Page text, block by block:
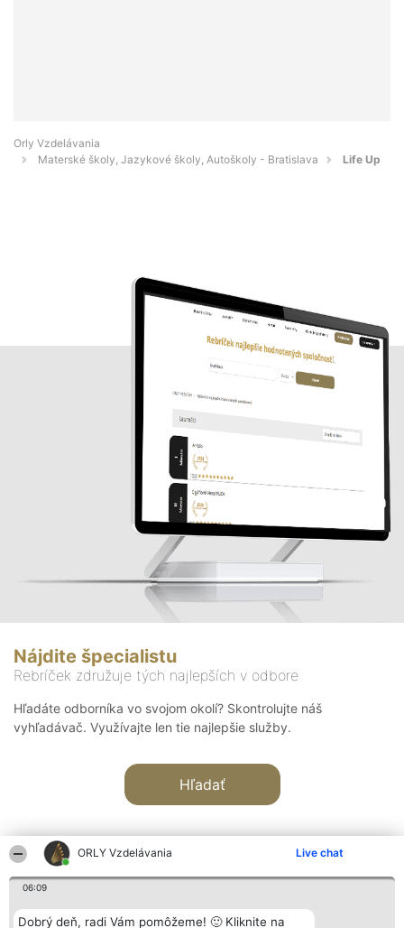
ORLY Vzdelávania Live chat
06:09
Dobrý deň, radi Vám pomôžeme! 🙂 Kliknite na
Orly Vzdelávania
Materské školy, Jazykové školy, Autoškoly - Bratislava
Life Up
Nájdite špecialistu
Rebríček združuje tých najlepších v odbore
Hľadáte odborníka vo svojom okolí? Skontrolujte náš
vyhľadávač. Využívajte len tie najlepšie služby.
Hľadať
Organizátor hodnotenia Hodnotenie Kontakt